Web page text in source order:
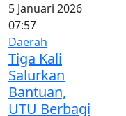
5 Januari 2026
07:57
Daerah
Tiga Kali
Salurkan
Bantuan,
UTU Berbagi